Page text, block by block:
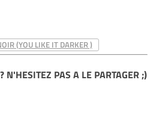
(YOU LIKE IT DARKER )
N'HESITEZ PAS A LE PARTAGER ;)